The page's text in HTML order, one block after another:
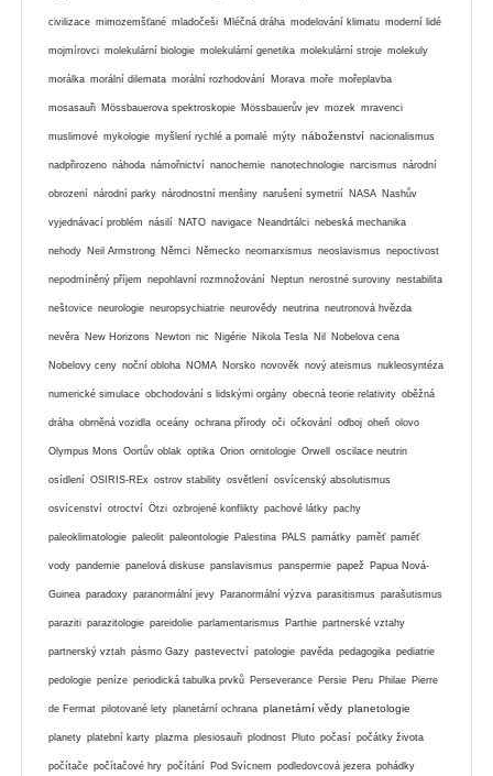
civilizace mimozemšťané mladočeši Mléčná dráha modelování klimatu moderní lidé
mojmírovci molekulární biologie molekulární genetika molekulární stroje molekuly
morálka morální dilemata morální rozhodování Morava moře mořeplavba
mosasauři Mössbauerova spektroskopie Mössbauerův jev mozek mravenci
muslimové mykologie myšlení rychlé a pomalé mýty náboženství nacionalismus
nadpřirozeno náhoda námořnictví nanochemie nanotechnologie narcismus národní
obrození národní parky národnostní menšiny narušení symetrií NASA Nashův
vyjednávací problém násilí NATO navigace Neandrtálci nebeská mechanika
nehody Neil Armstrong Němci Německo neomarxismus neoslavismus nepoctivost
nepodmíněný příjem nepohlavní rozmnožování Neptun nerostné suroviny nestabilita
neštovice neurologie neuropsychiatrie neurovědy neutrina neutronová hvězda
nevěra New Horizons Newton nic Nigérie Nikola Tesla Nil Nobelova cena
Nobelovy ceny noční obloha NOMA Norsko novověk nový ateismus nukleosyntéza
numerické simulace obchodování s lidskými orgány obecná teorie relativity oběžná
dráha obrněná vozidla oceány ochrana přírody oči očkování odboj oheň olovo
Olympus Mons Oortův oblak optika Orion ornitologie Orwell oscilace neutrin
osídlení OSIRIS-REx ostrov stability osvětlení osvícenský absolutismus
osvícenství otroctví Ötzi ozbrojené konflikty pachové látky pachy
paleoklimatologie paleolit paleontologie Palestina PALS památky paměť paměť
vody pandemie panelová diskuse panslavismus panspermie papež Papua Nová-
Guinea paradoxy paranormální jevy Paranormální výzva parasitismus parašutismus
paraziti parazitologie pareidolie parlamentarismus Parthie partnerské vztahy
partnerský vztah pásmo Gazy pastevectví patologie pavěda pedagogika pediatrie
pedologie peníze periodická tabulka prvků Perseverance Persie Peru Philae Pierre
de Fermat pilotované lety planetární ochrana planetární vědy planetologie
planety platební karty plazma plesiosauři plodnost Pluto počasí počátky života
počítače počítačové hry počítání Pod Svícnem podledovcová jezera pohádky